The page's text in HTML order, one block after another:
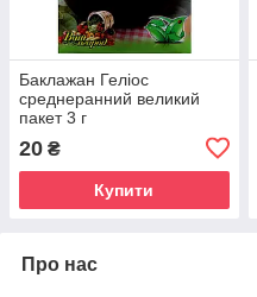
Баклажан Геліос
среднеранний великий
пакет 3 г
20 ₴
Купити
Про нас